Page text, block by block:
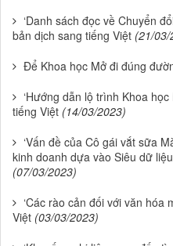
‘Danh sách đọc về Chuyển
bản dịch sang tiếng Việt (21/03/
Để Khoa học Mở đi đúng
‘Hướng dẫn lộ trình Khoa
tiếng Việt (14/03/2023)
‘Vấn đề của Cô gái vắt sữa
kinh doanh dựa vào Siêu dữ
(07/03/2023)
‘Các rào cản đối với văn hóa
Việt (03/03/2023)